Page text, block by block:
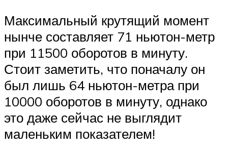
Максимальный крутящий момент
нынче составляет 71 ньютон-метр
при 11500 оборотов в минуту.
Стоит заметить, что поначалу он
был лишь 64 ньютон-метра при
10000 оборотов в минуту, однако
это даже сейчас не выглядит
маленьким показателем!